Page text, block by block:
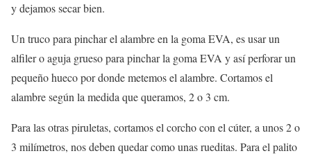
y dejamos secar bien.
Un truco para pinchar el alambre en la goma EVA, es usar un
alfiler o aguja grueso para pinchar la goma EVA y así perforar un
pequeño hueco por donde metemos el alambre. Cortamos el
alambre según la medida que queramos, 2 o 3 cm.
Para las otras piruletas, cortamos el corcho con el cúter, a unos 2 o
3 milímetros, nos deben quedar como unas rueditas. Para el palito